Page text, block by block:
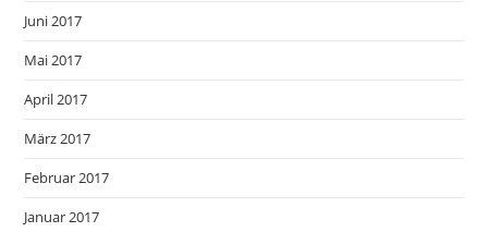
Juni 2017
Mai 2017
April 2017
März 2017
Februar 2017
Januar 2017